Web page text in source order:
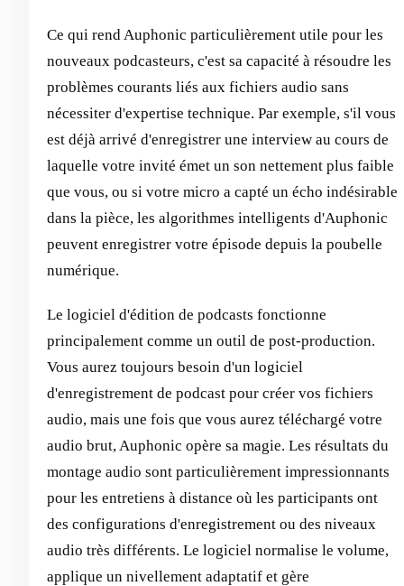
Ce qui rend Auphonic particulièrement utile pour les
nouveaux podcasteurs, c'est sa capacité à résoudre les
problèmes courants liés aux fichiers audio sans
nécessiter d'expertise technique. Par exemple, s'il vous
est déjà arrivé d'enregistrer une interview au cours de
laquelle votre invité émet un son nettement plus faible
que vous, ou si votre micro a capté un écho indésirable
dans la pièce, les algorithmes intelligents d'Auphonic
peuvent enregistrer votre épisode depuis la poubelle
numérique.
Le logiciel d'édition de podcasts fonctionne
principalement comme un outil de post-production.
Vous aurez toujours besoin d'un logiciel
d'enregistrement de podcast pour créer vos fichiers
audio, mais une fois que vous aurez téléchargé votre
audio brut, Auphonic opère sa magie. Les résultats du
montage audio sont particulièrement impressionnants
pour les entretiens à distance où les participants ont
des configurations d'enregistrement ou des niveaux
audio très différents. Le logiciel normalise le volume,
applique un nivellement adaptatif et gère